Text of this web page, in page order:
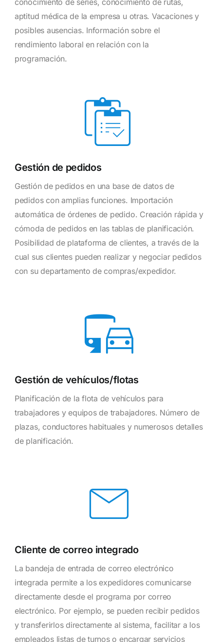
conocimiento de series, conocimiento de rutas,
aptitud médica de la empresa u otras. Vacaciones y
posibles ausencias. Información sobre el
rendimiento laboral en relación con la
programación.
Gestión de pedidos
Gestión de pedidos en una base de datos de
pedidos con amplias funciones. Importación
automática de órdenes de pedido. Creación rápida y
cómoda de pedidos en las tablas de planificación.
Posibilidad de plataforma de clientes, a través de la
cual sus clientes pueden realizar y negociar pedidos
con su departamento de compras/expedidor.
Gestión de vehículos/flotas
Planificación de la flota de vehículos para
trabajadores y equipos de trabajadores. Número de
plazas, conductores habituales y numerosos detalles
de planificación.
Cliente de correo integrado
La bandeja de entrada de correo electrónico
integrada permite a los expedidores comunicarse
directamente desde el programa por correo
electrónico. Por ejemplo, se pueden recibir pedidos
y transferirlos directamente al sistema, facilitar a los
empleados listas de turnos o encargar servicios